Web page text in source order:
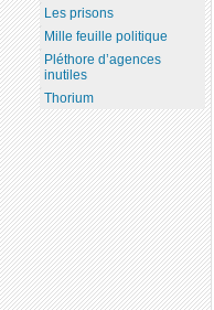
Les prisons
Mille feuille politique
Pléthore d’agences
inutiles
Thorium